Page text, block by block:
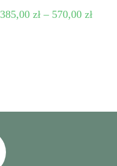
385,00zł – 570,00zł